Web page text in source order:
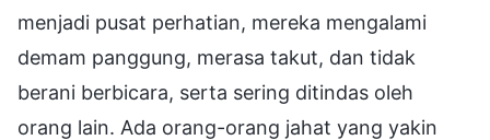
menjadi pusat perhatian, mereka mengalami
demam panggung, merasa takut, dan tidak
berani berbicara, serta sering ditindas oleh
orang lain. Ada orang-orang jahat yang yakin